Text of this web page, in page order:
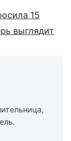
15
выглядит